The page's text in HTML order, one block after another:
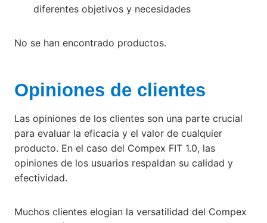
diferentes objetivos y necesidades
No se han encontrado productos.
Opiniones de clientes
Las opiniones de los clientes son una parte crucial
para evaluar la eficacia y el valor de cualquier
producto. En el caso del Compex FIT 1.0, las
opiniones de los usuarios respaldan su calidad y
efectividad.
Muchos clientes elogian la versatilidad del Compex